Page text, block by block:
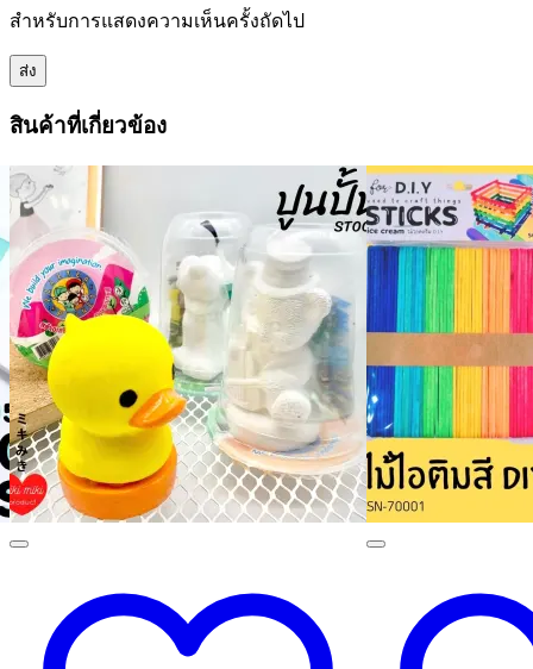
สำหรับการแสดงความเห็นครั้งถัดไป
สินค้าที่เกี่ยวข้อง